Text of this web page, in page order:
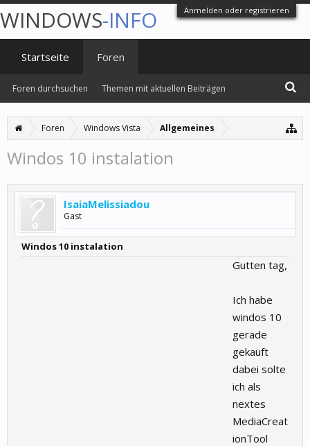
Anmelden oder registrieren
Foren Windows Vista Allgemeines
Windos 10 instalation
IsaiaMelissiadou
Gast
Windos 10 instalation
Gutten tag,
Ich habe
windos 10
gerade
gekauft
dabei solte
ich als
nextes
MediaCreat
ionTool
WINDOWS-INFO
Startseite Foren
Foren durchsuchen Themen mit aktuellen Beiträgen